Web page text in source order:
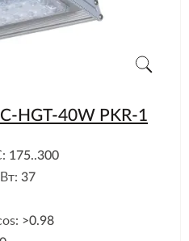
HGT-40W PKR-1
175..300
37
>0.98